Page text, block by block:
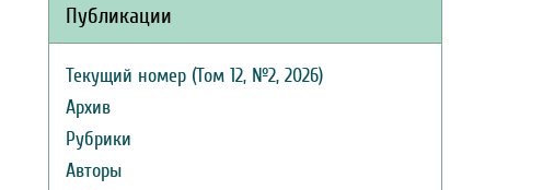
Публикации
Текущий номер (Том 12, №2, 2026)
Архив
Рубрики
Авторы